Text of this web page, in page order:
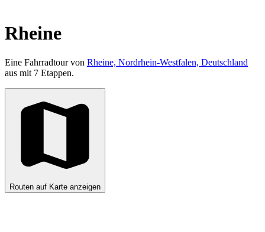
Rheine
Eine Fahrradtour von Rheine, Nordrhein-Westfalen, Deutschland
aus mit 7 Etappen.
Routen auf Karte anzeigen